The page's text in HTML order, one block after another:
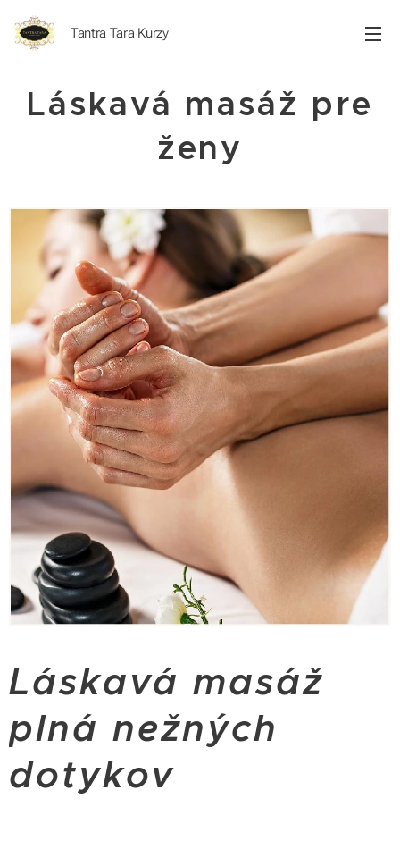
Tantra Tara Kurzy
Láskavá masáž pre
ženy
Láskavá masáž
plná nežných
dotykov